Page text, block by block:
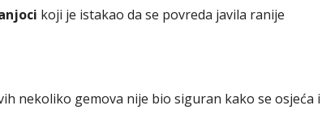
koji je istakao da se povreda javila ranije
nekoliko gemova nije bio siguran kako se osjeća i